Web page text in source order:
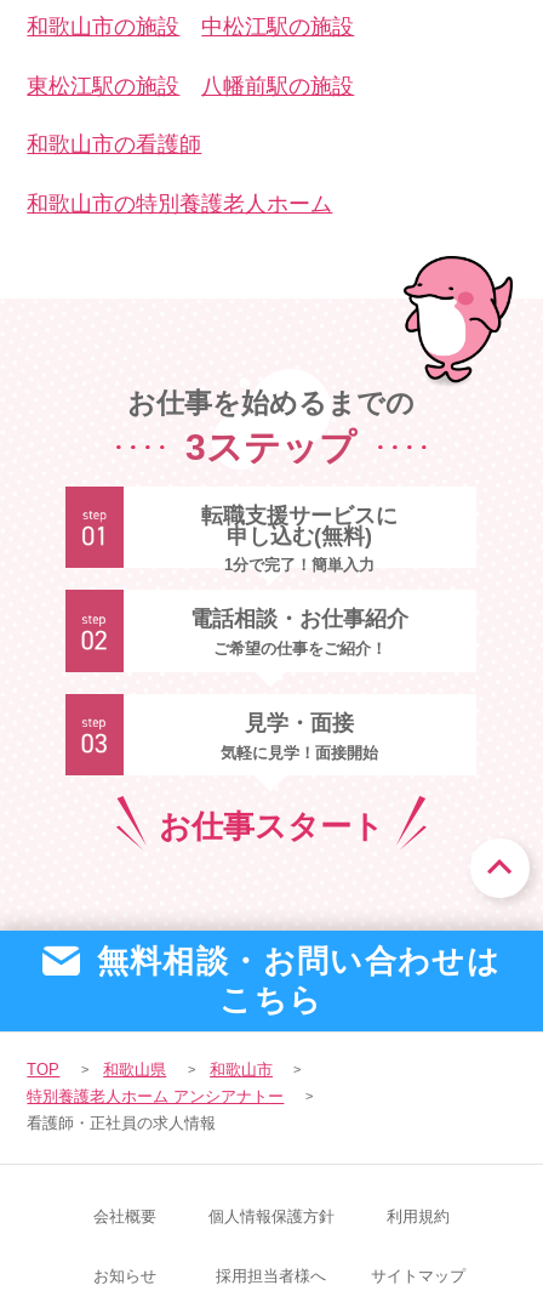
和歌山市の施設 中松江駅の施設
東松江駅の施設 八幡前駅の施設
和歌山市の看護師
和歌山市の特別養護老人ホーム
お仕事を始めるまでの
3ステップ
転職支援サービスに
申し込む(無料)
1分で完了！簡単入力
電話相談・お仕事紹介
ご希望の仕事をご紹介！
見学・面接
気軽に見学！面接開始
お仕事スタート
無料相談・お問い合わせは
こちら
TOP 和歌山県
和歌山市
特別養護老人ホーム アンシアナトー
看護師・正社員の求人情報
会社概要 個人情報保護方針 利用規約
お知らせ 採用担当者様へ サイトマップ